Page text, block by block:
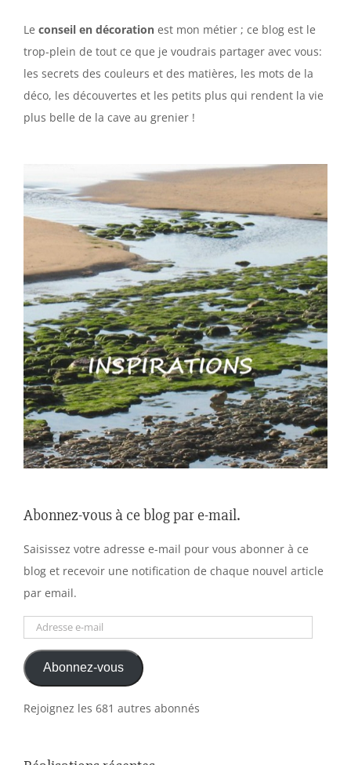
Le conseil en décoration est mon métier ; ce blog est le
trop-plein de tout ce que je voudrais partager avec vous:
les secrets des couleurs et des matières, les mots de la
déco, les découvertes et les petits plus qui rendent la vie
plus belle de la cave au grenier !
Abonnez-vous à ce blog par e-mail.
Saisissez votre adresse e-mail pour vous abonner à ce
blog et recevoir une notification de chaque nouvel article
par email.
Adresse
mailAbonnez-vous
Rejoignez les 681 autres abonnés